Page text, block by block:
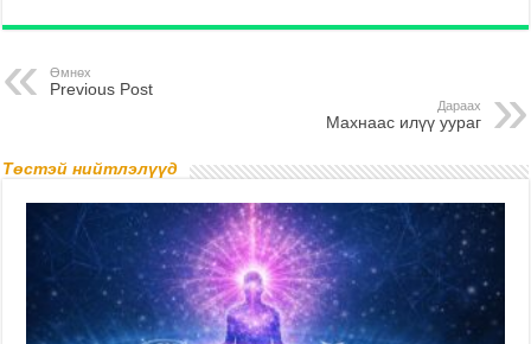
Өмнөх
Previous Post
Дараах
Махнаас илүү уураг
Төстэй нийтлэлүүд